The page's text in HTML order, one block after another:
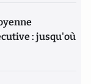
: jusqu'où